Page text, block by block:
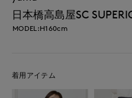
日本橋高島屋SC
MODEL:H160cm
着用アイテム